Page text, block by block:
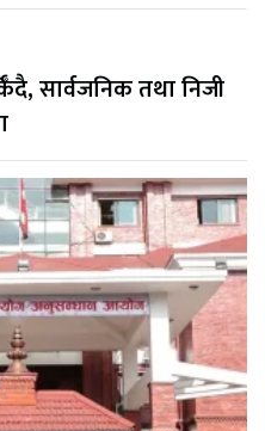
सार्वजनिक तथा निजी